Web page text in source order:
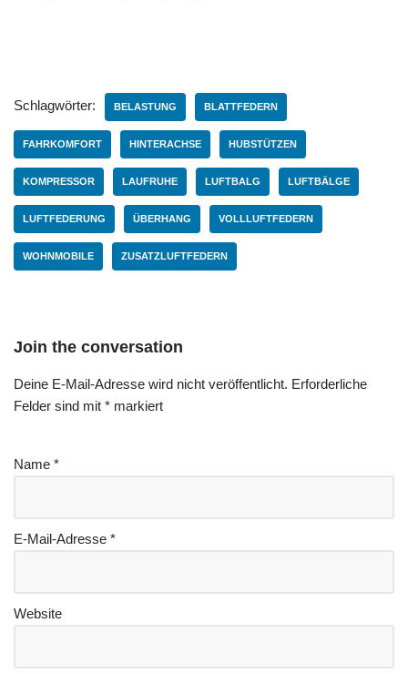
Schlagwörter: BELASTUNG BLATTFEDERN
FAHRKOMFORT HINTERACHSE HUBSTÜTZEN
KOMPRESSOR LAUFRUHE LUFTBALG LUFTBÄLGE
LUFTFEDERUNG ÜBERHANG VOLLLUFTFEDERN
WOHNMOBILE ZUSATZLUFTFEDERN
Join the conversation
Deine E-Mail-Adresse wird nicht veröffentlicht. Erforderliche
Felder sind mit * markiert
Name *
E-Mail-Adresse *
Website